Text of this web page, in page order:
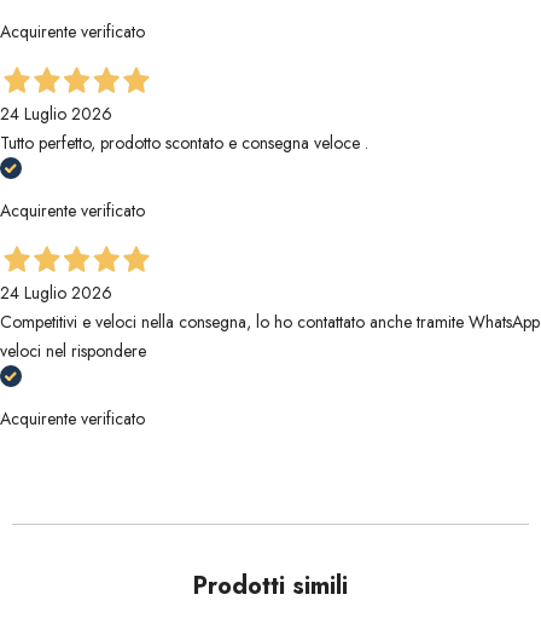
Acquirente verificato
24 Luglio 2026
Tutto perfetto, prodotto scontato e consegna veloce .
Acquirente verificato
24 Luglio 2026
Competitivi e veloci nella consegna, lo ho contattato anche tramite WhatsApp
veloci nel rispondere
Acquirente verificato
Prodotti simili